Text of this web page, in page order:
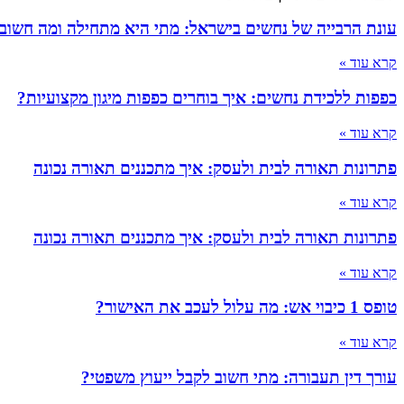
עונת הרבייה של נחשים בישראל: מתי היא מתחילה ומה
קרא עוד »
כפפות ללכידת נחשים: איך בוחרים כפפות מיגון מקצועיות?
קרא עוד »
פתרונות תאורה לבית ולעסק: איך מתכננים תאורה נכונה
קרא עוד »
פתרונות תאורה לבית ולעסק: איך מתכננים תאורה נכונה
קרא עוד »
טופס 1 כיבוי אש: מה עלול לעכב את האישור?
קרא עוד »
עורך דין תעבורה: מתי חשוב לקבל ייעוץ משפטי?